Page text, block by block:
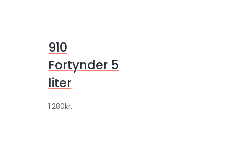
910
Fortynder 5
liter
1.280kr.